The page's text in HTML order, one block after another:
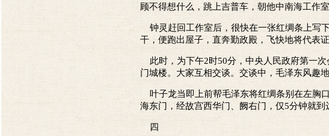
顾不得想什么，跳上吉普车，朝他中南海工作室
钟灵赶回工作室后，很快在一张红绸条上写
干，便跑出屋子，直奔勤政殿，飞快地将代表
此时，为下午2时50分，中央人民政府第一
门城楼。大家互相交谈。交谈中，毛泽东风趣
叶子龙当即上前帮毛泽东将红绸条别在左胸
海东门，经故宫西华门、阙右门，仅5分钟就
四